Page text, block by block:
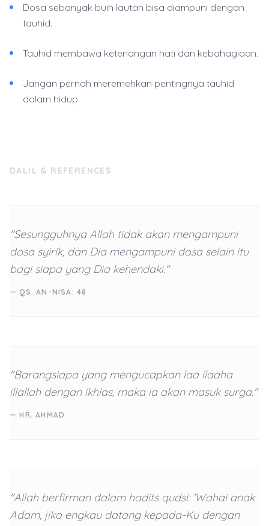
Dosa sebanyak buih lautan bisa diampuni dengan
tauhid.
Tauhid membawa ketenangan hati dan kebahagiaan.
Jangan pernah meremehkan pentingnya tauhid
dalam hidup.
DALIL & REFERENCES
"Sesungguhnya Allah tidak akan mengampuni
dosa syirik, dan Dia mengampuni dosa selain itu
bagi siapa yang Dia kehendaki."
— QS. AN-NISA: 48
"Barangsiapa yang mengucapkan laa ilaaha
illallah dengan ikhlas, maka ia akan masuk surga."
— HR. AHMAD
"Allah berfirman dalam hadits qudsi: 'Wahai anak
Adam, jika engkau datang kepada-Ku dengan